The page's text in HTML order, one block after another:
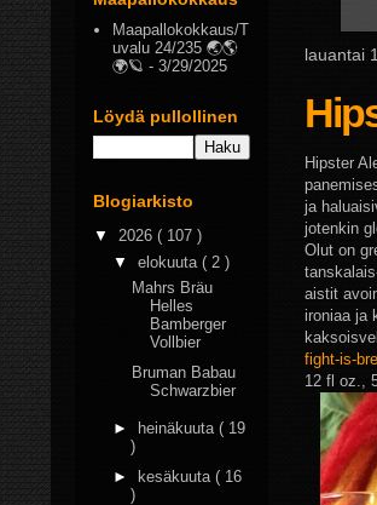
lauantai
Hipster
ja
jotenkin
Olut on
aistit
ironiaa ja
fight-is-
12 fl oz.,
Maapallokokkaus/T
uvalu 24/235 🌏🌎
🌍🪐 - 3/29/2025
Löydä pullollinen
Blogiarkisto
▼ 2026 ( 107 )
▼ elokuuta ( 2 )
Mahrs Bräu
Helles
Bamberger
Vollbier
Bruman Babau
Schwarzbier
► heinäkuuta ( 19
)
►
kesäkuuta ( 16
)